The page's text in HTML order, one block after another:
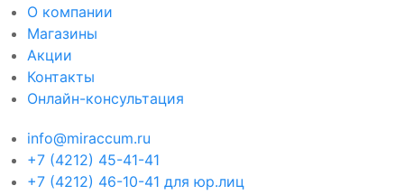
О компании
Магазины
Акции
Контакты
Онлайн-консультация
info@miraccum.ru
+7 (4212) 45-41-41
+7 (4212) 46-10-41 для юр.лиц